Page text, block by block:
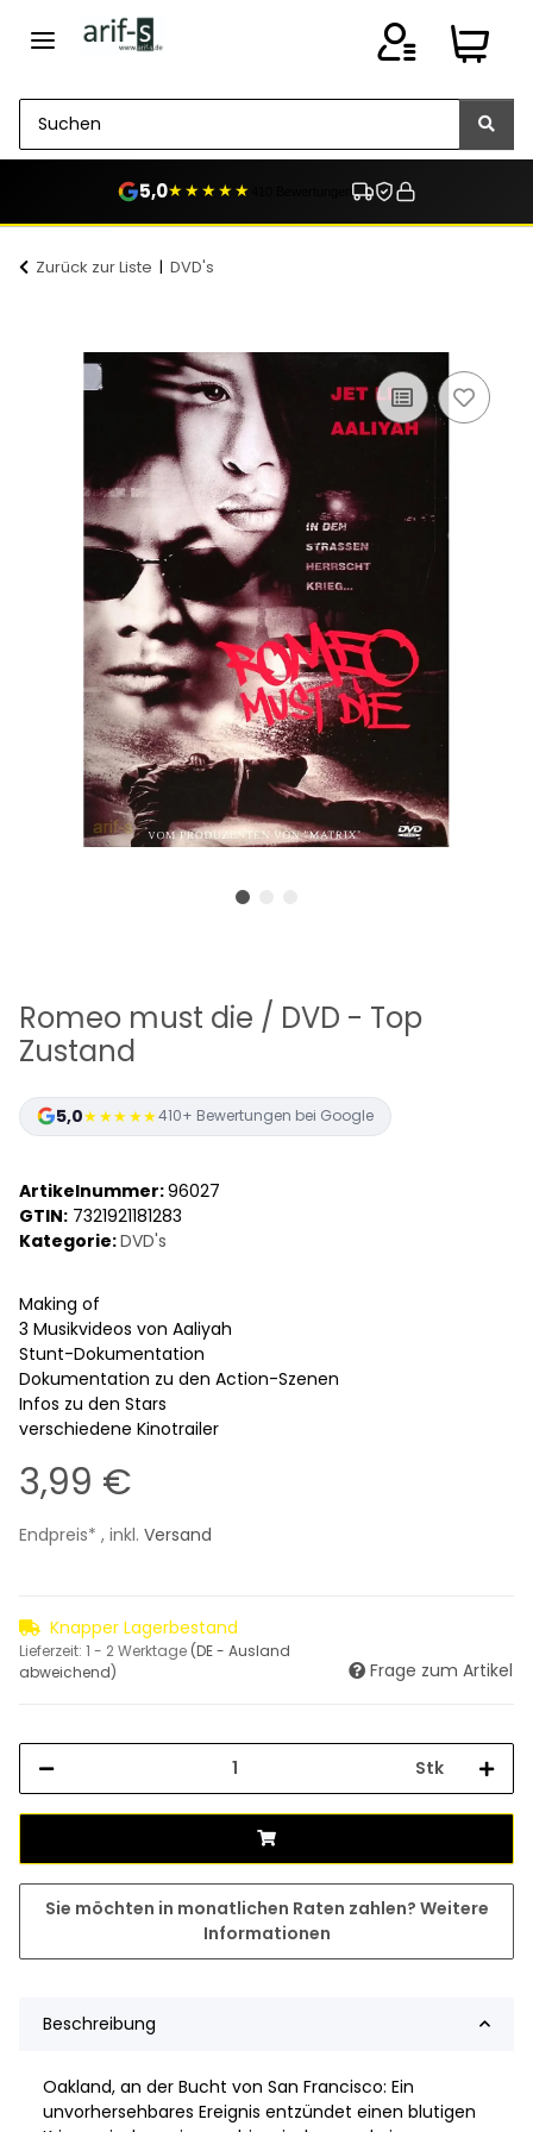
5,0★★★★★
Zurück zur Liste DVD's
Romeo must die / DVD - Top
Zustand
5,0★★★★★410+ Bewertungen bei Google
Artikelnummer:96027
GTIN: 7321921181283
Kategorie:DVD's
Making of
3 Musikvideos von Aaliyah
Stunt-Dokumentation
Dokumentation zu den Action-Szenen
Infos zu den Stars
verschiedene Kinotrailer
3,99 €
Endpreis* , inkl. Versand
Knapper Lagerbestand
Lieferzeit: 1 - 2 Werktage (DE - Ausland
abweichend)
Frage zum Artikel
Stk
Sie möchten in monatlichen Raten zahlen? Weitere
Informationen
Beschreibung
Oakland, an der Bucht von San Francisco: Ein
unvorhersehbares Ereignis entzündet einen blutigen